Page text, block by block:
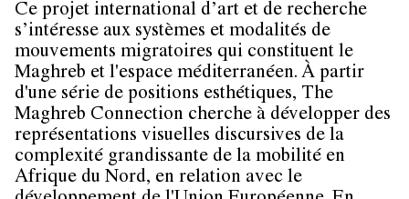
Ce projet international d’art et de recherche
s’intéresse aux systèmes et modalités de
mouvements migratoires qui constituent le
Maghreb et l'espace méditerranéen. À partir
d'une série de positions esthétiques, The
Maghreb Connection cherche à développer des
représentations visuelles discursives de la
complexité grandissante de la mobilité en
Afrique du Nord, en relation avec le